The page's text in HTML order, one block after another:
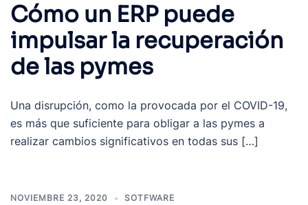
Cómo un ERP puede
impulsar la recuperación
de las pymes
Una disrupción, como la provocada por el COVID-19,
es más que suficiente para obligar a las pymes a
realizar cambios significativos en todas sus […]
NOVIEMBRE 23, 2020 SOTFWARE